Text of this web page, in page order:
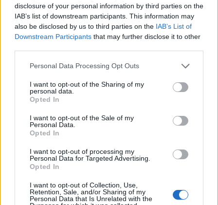
disclosure of your personal information by third parties on the
IAB’s list of downstream participants. This information may
also be disclosed by us to third parties on the IAB’s List of
Downstream Participants that may further disclose it to other
Personal Data Processing Opt Outs
I want to opt-out of the Sharing of my
personal data.
Opted In
I want to opt-out of the Sale of my
Personal Data.
Opted In
I want to opt-out of processing my
Personal Data for Targeted Advertising.
Opted In
I want to opt-out of Collection, Use,
Retention, Sale, and/or Sharing of my
Personal Data that Is Unrelated with the
ΕΛΜΕΠΑ: Και σε ηλεκτρονική έκδοση τα πρακτικά του
συνεδρίου για τη Ρένα Κυριακού
14:39
Ομάδα μεταναστών εντοπίστηκαν στον Άγιο Ιωάννη, στα
Θέουτα: Ταυτοποιούν τα θύματα της μαζικής εισροής
ΣΧΕΤΙΚA AΡΘΡΑ